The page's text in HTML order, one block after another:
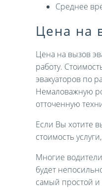
Среднее
Цена на
Цена на вызов
работу.
эвакуаторов по
Немаловажную
отточенную
Если Вы хотите
стоимость
Многие
будет
самый простой и